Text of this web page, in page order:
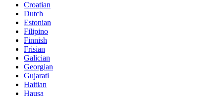
Croatian
Dutch
Estonian
Filipino
Finnish
Frisian
Galician
Georgian
Gujarati
Haitian
Hausa